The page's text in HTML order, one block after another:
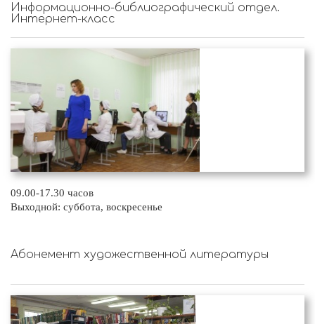
Информационно-библиографический отдел.
Интернет-класс
09.00-17.30 часов
Выходной: суббота, воскресенье
Абонемент художественной литературы